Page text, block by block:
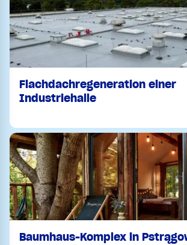
Flachdachregeneration einer
Industriehalle
Baumhaus-Komplex in